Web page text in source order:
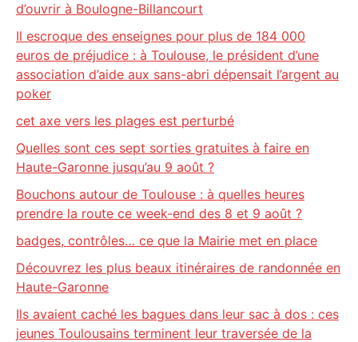
d’ouvrir à Boulogne-Billancourt
Il escroque des enseignes pour plus de 184 000
euros de préjudice : à Toulouse, le président d’une
association d’aide aux sans-abri dépensait l’argent au
poker
cet axe vers les plages est perturbé
Quelles sont ces sept sorties gratuites à faire en
Haute-Garonne jusqu’au 9 août ?
Bouchons autour de Toulouse : à quelles heures
prendre la route ce week-end des 8 et 9 août ?
badges, contrôles… ce que la Mairie met en place
Découvrez les plus beaux itinéraires de randonnée en
Haute-Garonne
Ils avaient caché les bagues dans leur sac à dos : ces
jeunes Toulousains terminent leur traversée de la